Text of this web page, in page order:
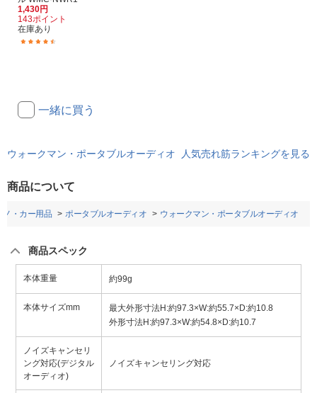
1,430円
143ポイント
在庫あり
一緒に買う
ウォークマン・ポータブルオーディオ 人気売れ筋ランキングを見る
商品について
ノ・カー用品 ポータブルオーディオ ウォークマン・ポータブルオーディオ
商品スペック
本体重量 約99g
本体サイズmm
最大外形寸法H:約97.3×W:約55.7×D:約10.8
外形寸法H:約97.3×W:約54.8×D:約10.7
ノイズキャンセリ
ング対応(デジタル
オーディオ)
ノイズキャンセリング対応